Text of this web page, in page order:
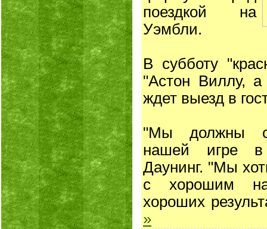
поездкой на
Уэмбли.
В субботу
"Астон Виллу,
ждет выезд в
"Мы должны
нашей игре в
Даунинг. "Мы
с хорошим
хороших
»